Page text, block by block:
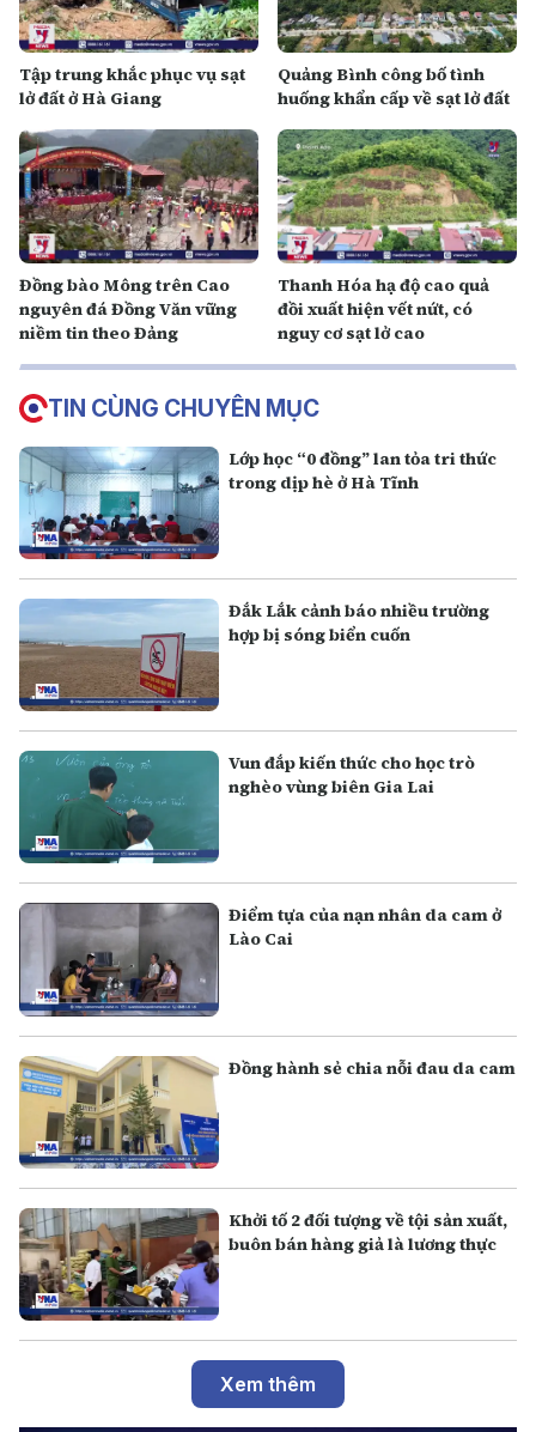
Tập trung khắc phục vụ sạt
lở đất ở Hà Giang
Quảng Bình công bố tình
huống khẩn cấp về sạt lở đất
Đồng bào Mông trên Cao
nguyên đá Đồng Văn vững
niềm tin theo Đảng
Thanh Hóa hạ độ cao quả
đồi xuất hiện vết nứt, có
nguy cơ sạt lở cao
TIN CÙNG CHUYÊN MỤC
Lớp học “0 đồng” lan tỏa tri thức
trong dịp hè ở Hà Tĩnh
Đắk Lắk cảnh báo nhiều trường
hợp bị sóng biển cuốn
Vun đắp kiến thức cho học trò
nghèo vùng biên Gia Lai
Điểm tựa của nạn nhân da cam ở
Lào Cai
Đồng hành sẻ chia nỗi đau da cam
Khởi tố 2 đối tượng về tội sản xuất,
buôn bán hàng giả là lương thực
Xem thêm